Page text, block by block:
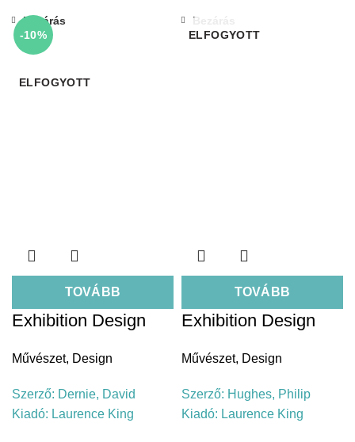
-10%
ELFOGYOTT
TOVÁBB
Bezárás
Exhibition Design
Művészet, Design
Szerző: Dernie, David
Kiadó: Laurence King
ELFOGYOTT
TOVÁBB
Bezárás
Exhibition Design
Művészet, Design
Szerző: Hughes, Philip
Kiadó: Laurence King